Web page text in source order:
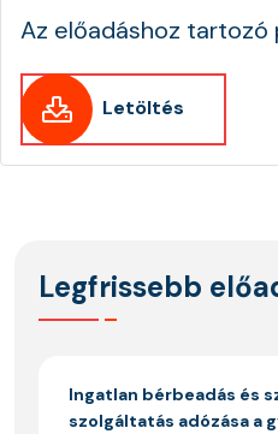
Az előadáshoz tartozó
Letöltés
Legfrissebb
Ingatlan bérbeadás és
szolgáltatás adózása a